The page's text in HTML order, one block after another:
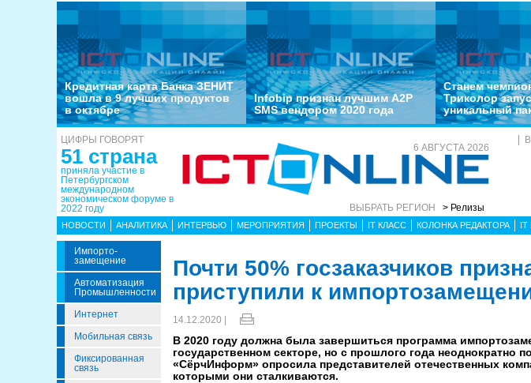
Кредитная карта Банка ЗЕНИТ
вошла в 9 лучших продуктов
в октябре
Infobip признан лучшим A2P
SMS вендором 2020 года
Станем
Триколор
уникальный
ЦИФРЫ ГОВОРЯТ
51 страна
приняла участие в
Петербургском
международном
экономическом форуме в
2022 году
6 АВГУСТА 2026
ВЫБРАТЬ РЕГИОН > Релизы
НОВОСТИ АНАЛИТИКА ИНТЕРВЬЮ МЕРОПРИЯТИЯ ПРОЕКТЫ IT КЛАСС КОЛОНКА РЕДАКТОРА IT
Импорто­
Замещение
Автоматизация
Промышленности
Интернет
Мобильная связь
Фиксированная
связь
Почти 50% госзаказчиков
приступили к
14.12.2020 |
В 2020 году должна была завершиться программа
государственном секторе, но с прошлого года неоднократно
«СёрчИнформ» опросила представителей отечественных
которыми они сталкиваются.